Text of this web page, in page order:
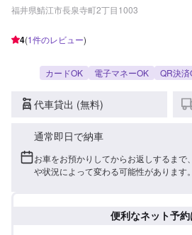
福井県鯖江市長泉寺町2丁目1003
4(1件のレビュー)
カードOK 電子マネーOK QR決済
代車貸出 (無料)
通常即日で納車
お車をお預かりしてからお返しするま
や状況によって変わる可能性があります。
便利なネット予